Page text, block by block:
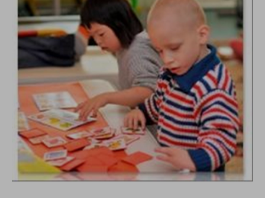
conto del fatto che il blocco di alcuni cookie può
condizionare l’esperienza sulla Piattaforma e il suo
funzionamento. Premendo “Conferma le mie scelte”, la
selezione relativa ai cookie effettuata verrà salvata. Se non è
stata selezionata alcuna opzione, premere questo pulsante
equivarrà a rifiutare tutti i cookie. Per ulteriori informazioni, è
possibile consultare la nostra
Ulteriori informazioni
Cookie strettamente necessari
Cookie di analisi
Cookies di marketing